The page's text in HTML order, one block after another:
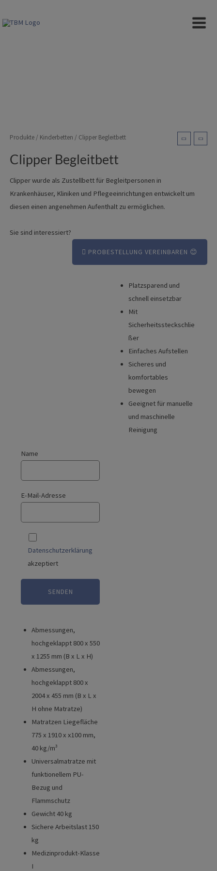
Inhalt
MAIN
Produkte / Kinderbetten / Clipper Begleitbett
Clipper Begleitbett
Clipper wurde als Zustellbett für Begleitpersonen in
Krankenhäuser, Kliniken und Pflegeeinrichtungen entwickelt um
diesen einen angenehmen Aufenthalt zu ermöglichen.
Sie sind interessiert?
PROBESTELLUNG VEREINBAREN 😊
Platzsparend und
schnell einsetzbar
Mit
Sicherheitssteckschlie
ßer
Einfaches Aufstellen
Sicheres und
komfortables
bewegen
Geeignet für manuelle
und maschinelle
Reinigung
Name
E-Mail-Adresse
Datenschutzerklärung
akzeptiert
Abmessungen,
hochgeklappt 800 x 550
x 1255 mm (B x L x H)
Abmessungen,
hochgeklappt 800 x
2004 x 455 mm (B x L x
H ohne Matratze)
Matratzen Liegefläche
775 x 1910 x x100 mm,
40 kg/m³
Universalmatratze mit
funktionellem PU-
Bezug und
Flammschutz
Gewicht 40 kg
Sichere Arbeitslast 150
kg
Medizinprodukt-Klasse
I